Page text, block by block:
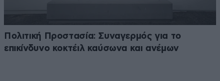
Πολιτική Προστασία: Συναγερμός για το
επικίνδυνο κοκτέιλ καύσωνα και ανέμων